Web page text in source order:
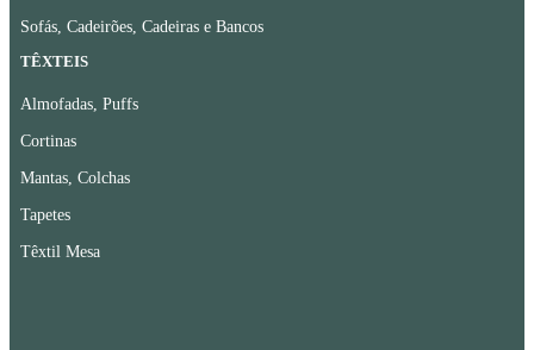
Sofás, Cadeirões, Cadeiras e Bancos
TÊXTEIS
Almofadas, Puffs
Cortinas
Mantas, Colchas
Tapetes
Têxtil Mesa